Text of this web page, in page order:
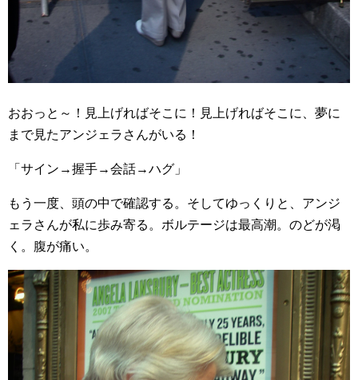
おおっと～！見上げればそこに！見上げればそこに、夢に
まで見たアンジェラさんがいる！
「サイン→握手→会話→ハグ」
もう一度、頭の中で確認する。そしてゆっくりと、アンジ
ェラさんが私に歩み寄る。ボルテージは最高潮。のどが渇
く。腹が痛い。